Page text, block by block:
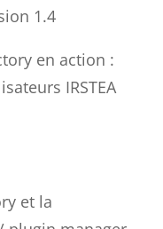
1.4
en action :
IRSTEA
et la